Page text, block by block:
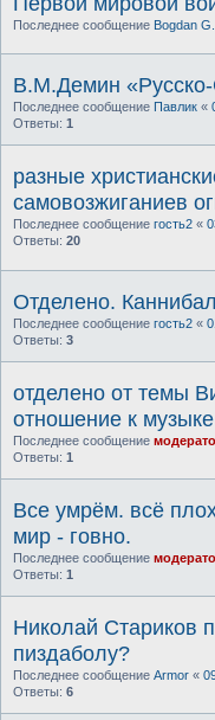
Последнее сообщение Bogdan G.
В.М.Демин
Последнее сообщение Павлик «
Ответы: 1
разные
самовозжиганиев
Последнее сообщение гость2 «
Ответы: 20
Отделено.
Последнее сообщение гость2 «
Ответы: 3
отделено от темы
отношение к
Последнее сообщение
Ответы: 1
Все умрём. всё
мир - говно.
Последнее сообщение
Ответы: 1
Николай Стариков
пиздаболу?
Последнее сообщение Armor «
Ответы: 6